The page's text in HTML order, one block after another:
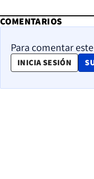
COMENTARIOS
Para comentar
INICIA SESIÓN